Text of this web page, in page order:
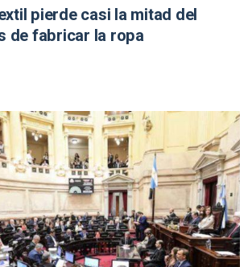
pierde casi la mitad del
de fabricar la ropa